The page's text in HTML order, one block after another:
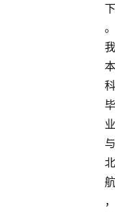
下
。
我
本
科
毕
业
与
北
航
，